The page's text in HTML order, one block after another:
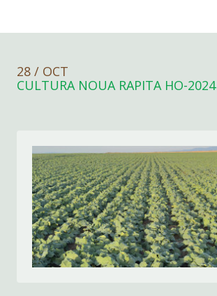
28 / OCT
CULTURA NOUA RAPITA HO-2024